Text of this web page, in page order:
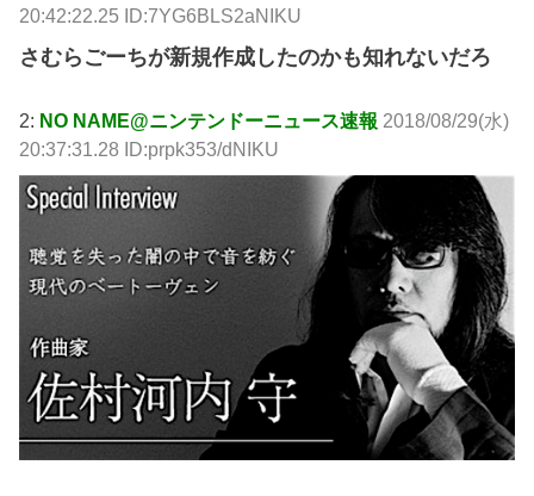
20:42:22.25 ID:7YG6BLS2aNIKU
さむらごーちが新規作成したのかも知れないだろ
2: NO NAME@ニンテンドーニュース速報 2018/08/29(水)
20:37:31.28 ID:prpk353/dNIKU